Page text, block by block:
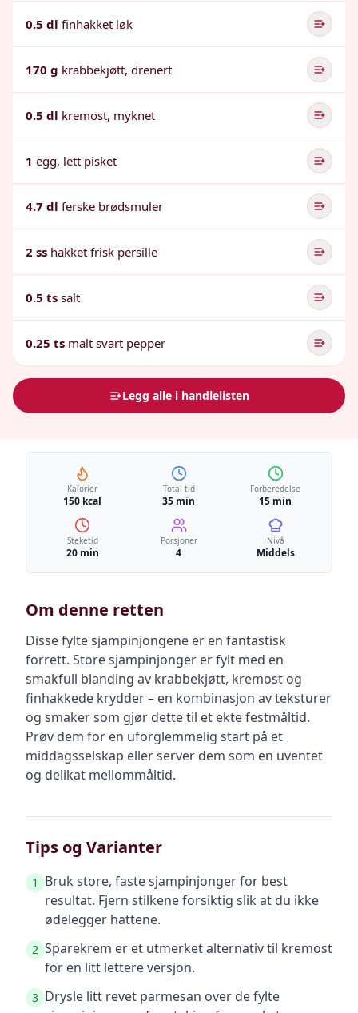
0.5 dl finhakket løk
170 g krabbekjøtt, drenert
0.5 dl kremost, myknet
1 egg, lett pisket
4.7 dl ferske brødsmuler
2 ss hakket frisk persille
0.5 ts salt
0.25 ts malt svart pepper
Legg alle i handlelisten
Kalorier
150 kcal
Total tid
35 min
Forberedelse
15 min
Steketid
20 min
Porsjoner
4
Nivå
Middels
Om denne retten
Disse fylte sjampinjongene er en fantastisk
forrett. Store sjampinjonger er fylt med en
smakfull blanding av krabbekjøtt, kremost og
finhakkede krydder – en kombinasjon av teksturer
og smaker som gjør dette til et ekte festmåltid.
Prøv dem for en uforglemmelig start på et
middagsselskap eller server dem som en uventet
og delikat mellommåltid.
Tips og Varianter
1
Bruk store, faste sjampinjonger for best
resultat. Fjern stilkene forsiktig slik at du ikke
ødelegger hattene.
2 Sparekrem er et utmerket alternativ til kremost
for en litt lettere versjon.
3 Drysle litt revet parmesan over de fylte